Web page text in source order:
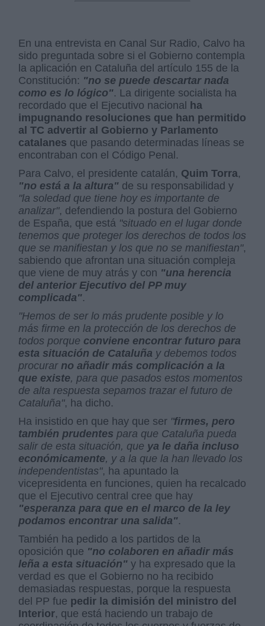
En una entrevista en Canal Sur Radio, Calvo ha
sido preguntada sobre si el Gobierno contempla
la aplicación en Cataluña del artículo 155 de la
Constitución: "no se puede descartar nada
como es lo lógico". La dirigente socialista ha
recordado que el Ejecutivo nacional
ha
impugnando resoluciones que han permitido
al TC advertir al Gobierno y Parlamento
catalanes que pasando determinadas líneas se
encontraban con el Código Penal.
Para Calvo, el presidente catalán, Quim Torra,
"no está a la altura" de su responsabilidad y
"la soledad que tiene hoy es importante de
analizar", defendiendo la postura del Gobierno
de España, que está "situado en el lugar donde
tenemos que proteger los derechos de todos los
que se manifiestan y los que no se manifiestan",
sabiendo que afrontan una situación compleja
que viene de muy atrás y con "una herencia
del anterior Ejecutivo del PP muy
complicada".
"Hemos de ser lo más prudente posible y lo
más firme en la protección de los derechos de
todos porque conviene encontrar futuro para
esta situación de Cataluña y debemos todos
procurarno añadir más complicación a la
que existe, para que pasados estos momentos
de alta respuesta sepamos trazar el futuro de
Cataluña", ha dicho.
Ha insistido en que hay que ser "firmes, pero
también prudentes para que Cataluña pueda
salir de esta situación, que ya le daña incluso
económicamente, y a la que la han llevado los
independentistas", ha apuntado la
vicepresidenta en funciones, quien ha recalcado
que el Ejecutivo central cree que hay
"esperanza para que en el marco de la ley
podamos encontrar una salida".
También ha pedido a los partidos de la
oposición que "no colaboren en añadir más
leña a esta situación" y ha expresado que la
verdad es que el Gobierno no ha recibido
demasiadas respuestas, porque la respuesta
del PP fue pedir la dimisión del ministro del
Interior, que está haciendo un trabajo de